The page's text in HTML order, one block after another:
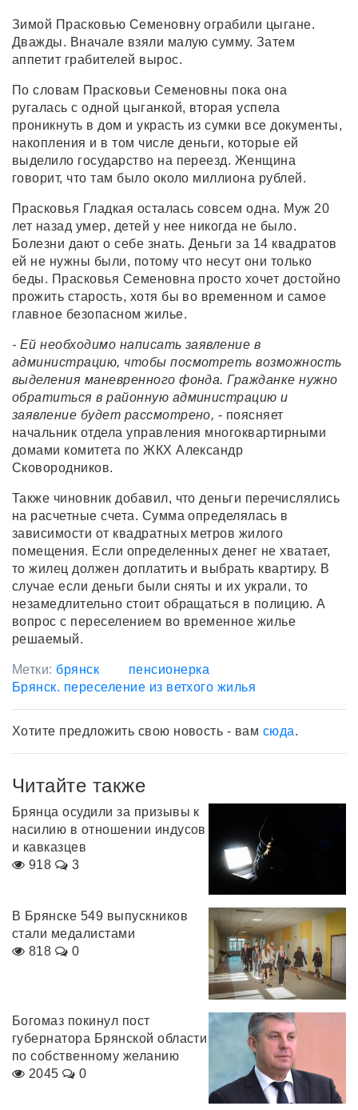
Зимой Прасковью Семеновну ограбили цыгане.
Дважды. Вначале взяли малую сумму. Затем
аппетит грабителей вырос.
По словам Прасковьи Семеновны пока она
ругалась с одной цыганкой, вторая успела
проникнуть в дом и украсть из сумки все документы,
накопления и в том числе деньги, которые ей
выделило государство на переезд. Женщина
говорит, что там было около миллиона рублей.
Прасковья Гладкая осталась совсем одна. Муж 20
лет назад умер, детей у нее никогда не было.
Болезни дают о себе знать. Деньги за 14 квадратов
ей не нужны были, потому что несут они только
беды. Прасковья Семеновна просто хочет достойно
прожить старость, хотя бы во временном и самое
главное безопасном жилье.
- Ей необходимо написать заявление в
администрацию, чтобы посмотреть возможность
выделения маневренного фонда. Гражданке нужно
обратиться в районную администрацию и
заявление будет рассмотрено, - поясняет
начальник отдела управления многоквартирными
домами комитета по ЖКХ Александр
Сковородников.
Также чиновник добавил, что деньги перечислялись
на расчетные счета. Сумма определялась в
зависимости от квадратных метров жилого
помещения. Если определенных денег не хватает,
то жилец должен доплатить и выбрать квартиру. В
случае если деньги были сняты и их украли, то
незамедлительно стоит обращаться в полицию. А
вопрос с переселением во временное жилье
решаемый.
Метки: брянск
пенсионерка
Брянск. переселение из ветхого жилья
Хотите предложить свою новость - вам сюда.
Читайте также
Брянца осудили за призывы к
насилию в отношении индусов
и кавказцев
918
3
В Брянске 549 выпускников
стали медалистами
818
0
Богомаз покинул пост
губернатора Брянской области
по собственному желанию
2045
0